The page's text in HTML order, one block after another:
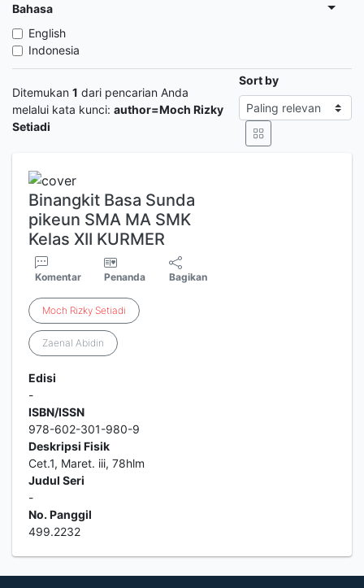
Bahasa
English
Indonesia
Ditemukan 1 dari pencarian Anda
melalui kata kunci: author=Moch Rizky
Setiadi
Sort by
Binangkit Basa Sunda
pikeun SMA MA SMK
Kelas XII KURMER
Komentar Penanda Bagikan
Moch Rizky Setiadi
Zaenal Abidin
Edisi
-
ISBN/ISSN
978-602-301-980-9
Deskripsi Fisik
Cet.1, Maret. iii, 78hlm
Judul Seri
-
No. Panggil
499.2232